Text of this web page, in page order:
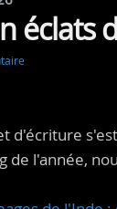
éclats
d'écriture
de l'année,